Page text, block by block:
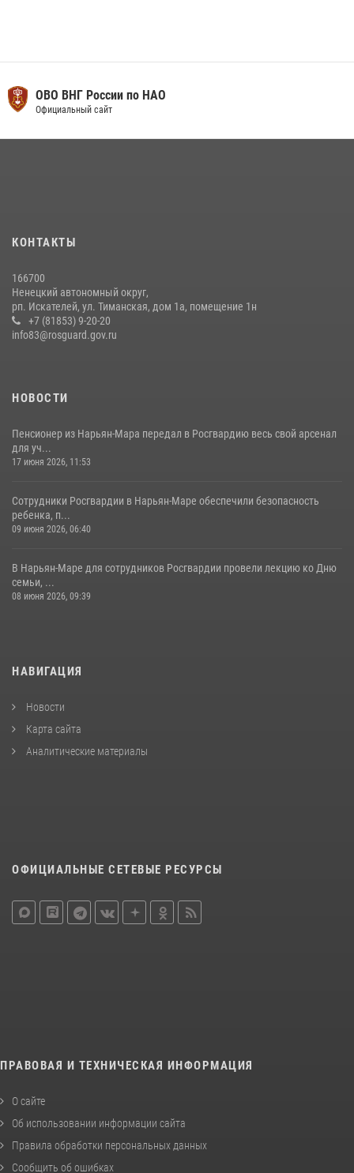
ОВО ВНГ России по НАО
Официальный сайт
КОНТАКТЫ
166700
Ненецкий автономный округ,
рп. Искателей, ул. Тиманская, дом 1а, помещение 1н
+7 (81853) 9-20-20
info83@rosguard.gov.ru
НОВОСТИ
Пенсионер из Нарьян-Мара передал в Росгвардию весь свой арсенал
для уч...
17 июня 2026, 11:53
Сотрудники Росгвардии в Нарьян-Маре обеспечили безопасность
ребенка, п...
09 июня 2026, 06:40
В Нарьян-Маре для сотрудников Росгвардии провели лекцию ко Дню
семьи, ...
08 июня 2026, 09:39
НАВИГАЦИЯ
Новости
Карта сайта
Аналитические материалы
ОФИЦИАЛЬНЫЕ СЕТЕВЫЕ РЕСУРСЫ
ПРАВОВАЯ И ТЕХНИЧЕСКАЯ ИНФОРМАЦИЯ
О сайте
Об использовании информации сайта
Правила обработки персональных данных
Сообщить об ошибках